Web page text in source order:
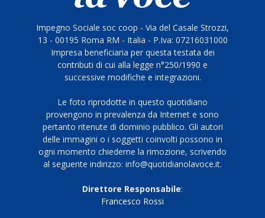
Impegno Sociale soc coop - Via del Casale Strozzi,
13 - 00195 Roma RM - Italia - P.Iva: 07216031000
Impresa beneficiaria per questa testata dei
contributi di cui alla legge n°250/1990 e
successive modifiche e integrazioni.
Le foto riprodotte in questo quotidiano
provengono in prevalenza da Internet e sono
pertanto ritenute di dominio pubblico. Gli autori
delle immagini o i soggetti coinvolti possono in
ogni momento chiederne la rimozione, scrivendo
al seguente indirizzo: info@quotidianolavoce.it.
Direttore Responsabile:
Francesco Rossi